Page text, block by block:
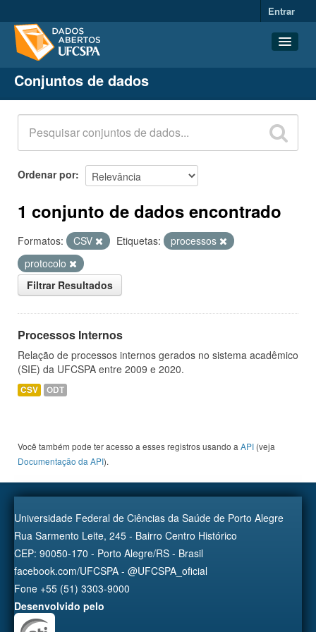
Entrar
Conjuntos de dados
Organizações
Grupos
Sobre
Conjuntos de dados
Ordenar por
1 conjunto de dados encontrado
Formatos: CSV Etiquetas:
processos
protocolo
Filtrar Resultados
Processos Internos
Relação de processos internos gerados no sistema acadêmico
(SIE) da UFCSPA entre 2009 e 2020.
CSV ODT
Você também pode ter acesso a esses registros usando a API (veja
Documentação da API).
Universidade Federal de Ciências da Saúde de Porto Alegre
Rua Sarmento Leite, 245 - Bairro Centro Histórico
CEP: 90050-170 - Porto Alegre/RS - Brasil
facebook.com/UFCSPA - @UFCSPA_oficial
Fone +55 (51) 3303-9000
Desenvolvido pelo